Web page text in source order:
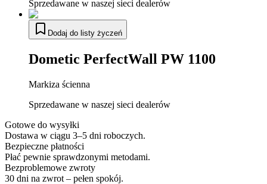
Sprzedawane w naszej sieci dealerów
Dodaj do listy życzeń
Dometic PerfectWall PW 1100
Markiza ścienna
Sprzedawane w naszej sieci dealerów
Gotowe do wysyłki
Dostawa w ciągu 3–5 dni roboczych.
Bezpieczne płatności
Płać pewnie sprawdzonymi metodami.
Bezproblemowe zwroty
30 dni na zwrot – pełen spokój.